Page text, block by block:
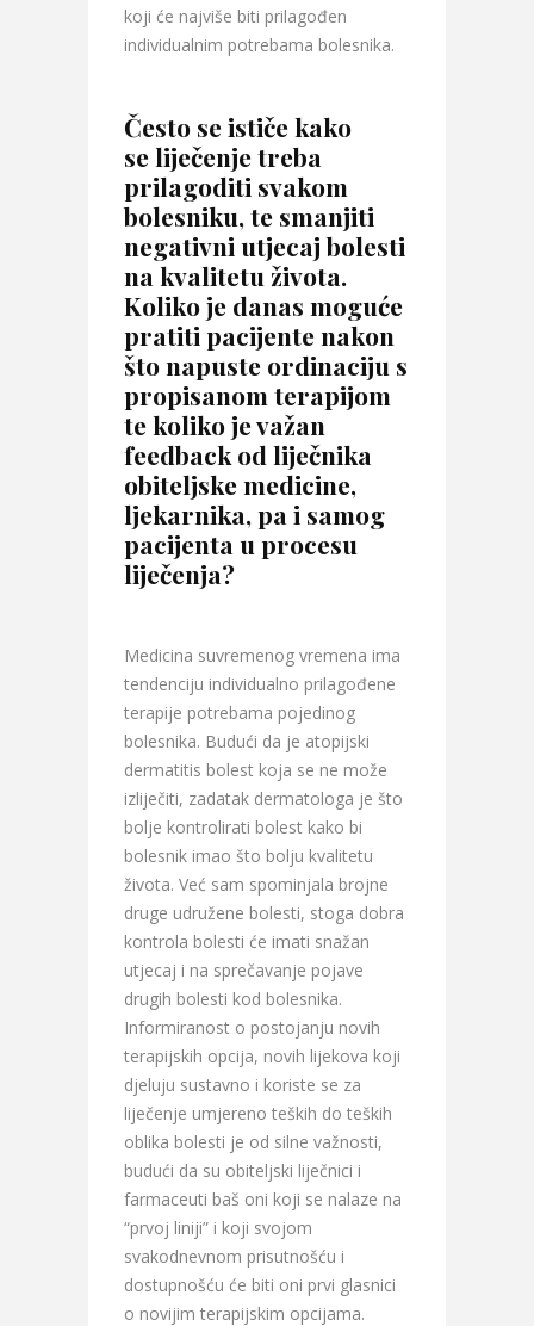
koji će najviše biti prilagođen
individualnim potrebama bolesnika.
Često se ističe kako
se liječenje treba
prilagoditi svakom
bolesniku, te smanjiti
negativni utjecaj bolesti
na kvalitetu života.
Koliko je danas moguće
pratiti pacijente nakon
što napuste ordinaciju s
propisanom terapijom
te koliko je važan
feedback od liječnika
obiteljske medicine,
ljekarnika, pa i samog
pacijenta u procesu
liječenja?
Medicina suvremenog vremena ima
tendenciju individualno prilagođene
terapije potrebama pojedinog
bolesnika. Budući da je atopijski
dermatitis bolest koja se ne može
izliječiti, zadatak dermatologa je što
bolje kontrolirati bolest kako bi
bolesnik imao što bolju kvalitetu
života. Već sam spominjala brojne
druge udružene bolesti, stoga dobra
kontrola bolesti će imati snažan
utjecaj i na sprečavanje pojave
drugih bolesti kod bolesnika.
Informiranost o postojanju novih
terapijskih opcija, novih lijekova koji
djeluju sustavno i koriste se za
liječenje umjereno teških do teških
oblika bolesti je od silne važnosti,
budući da su obiteljski liječnici i
farmaceuti baš oni koji se nalaze na
“prvoj liniji” i koji svojom
svakodnevnom prisutnošću i
dostupnošću će biti oni prvi glasnici
o novijim terapijskim opcijama.